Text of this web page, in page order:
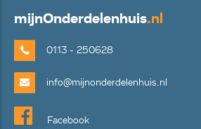
mijnOnderdelenhuis.nl
0113 - 250628
info@mijnonderdelenhuis.nl
Facebook